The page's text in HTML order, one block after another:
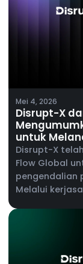
Mei 4, 2026
Disrupt-X
untuk
Global
Disrupt-X
Flow Global
pengendalian
Melalui
aset
masa nyata